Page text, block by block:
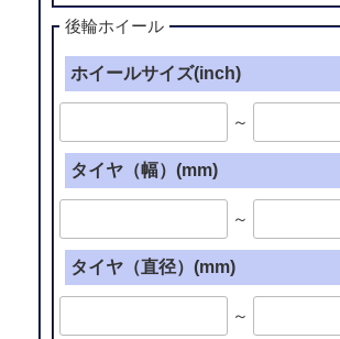
後輪ホイール
ホイールサイズ(inch)
～
タイヤ（幅）(mm)
～
タイヤ（直径）(mm)
～